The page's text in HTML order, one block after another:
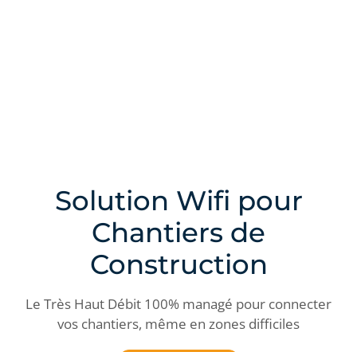
Solution Wifi pour
Chantiers de
Construction
Le Très Haut Débit 100% managé pour connecter
vos chantiers, même en zones difficiles